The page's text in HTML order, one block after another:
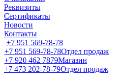
Реквизиты
Сертификаты
Новости
Контакты
+7 951 569-78-78
+7 951 569-78-78Отдел продаж
+7 920 462 7879Магазин
+7 473 202-78-79Отдел продаж